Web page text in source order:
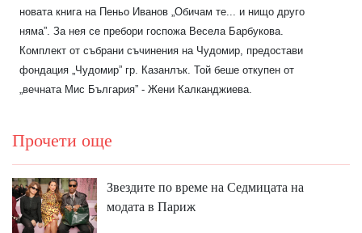
новата книга на Пеньо Иванов „Обичам те... и нищо друго
няма”. За нея се пребори госпожа Весела Барбукова.
Комплект от събрани съчинения на Чудомир, предостави
фондация „Чудомир” гр. Казанлък. Той беше откупен от
„вечната Мис България” - Жени Калканджиева.
Прочети още
Звездите по време на Седмицата на
модата в Париж